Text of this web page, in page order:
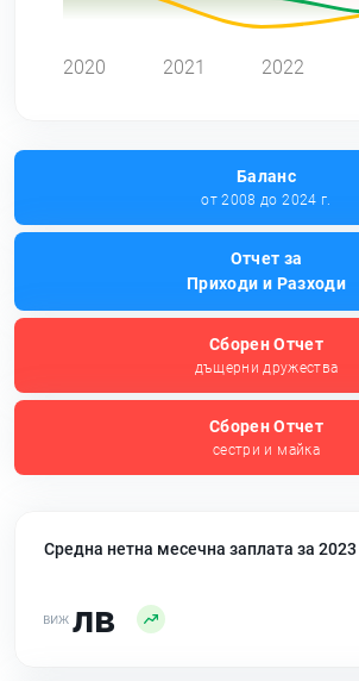
2020 2021 2022
Баланс
от 2008 до 2024 г.
Отчет за
Приходи и Разходи
Сборен Отчет
дъщерни дружества
Сборен Отчет
сестри и майка
Средна нетна месечна заплата за 2023
лв